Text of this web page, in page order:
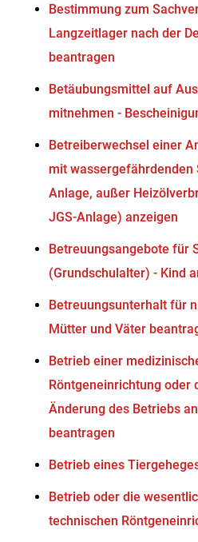
Bestimmung zum
Langzeitlager nach der
beantragen
Betäubungsmittel auf
mitnehmen -
Betreiberwechsel einer
mit wassergefährdenden
Anlage, außer
JGS-Anlage) anzeigen
Betreuungsangebote für
(Grundschulalter) - Kind
Betreuungsunterhalt für
Mütter und Väter
Betrieb einer
Röntgeneinrichtung oder
Änderung des Betriebs
beantragen
Betrieb eines
Betrieb oder die
technischen